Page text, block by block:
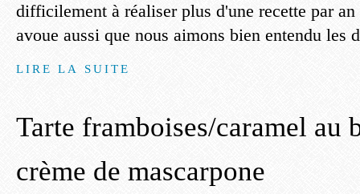
difficilement à réaliser plus d'une recette par
avoue aussi que nous aimons bien entendu les
LIRE LA SUITE
Tarte framboises/caramel au
crème de mascarpone